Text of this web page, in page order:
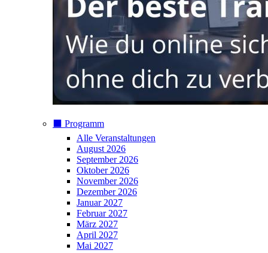
⬛️ Programm
Alle Veranstaltungen
August 2026
September 2026
Oktober 2026
November 2026
Dezember 2026
Januar 2027
Februar 2027
März 2027
April 2027
Mai 2027